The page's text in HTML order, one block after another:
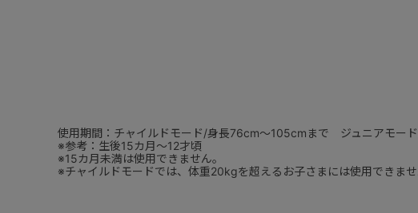
使用期間：チャイルドモード/身長76cm～105cmまで ジュニアモー
※参考：生後15カ月～12才頃
※15カ月未満は使用できません。
※チャイルドモードでは、体重20kgを超えるお子さまには使用できませ